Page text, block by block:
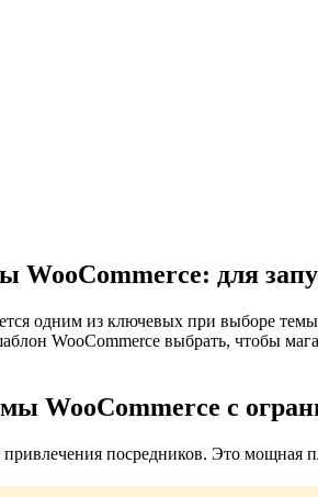
WooCommerce: для
одним из ключевых при выборе темы
WooCommerce выбрать, чтобы
WooCommerce с
посредников. Это